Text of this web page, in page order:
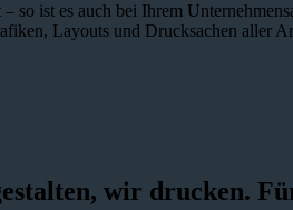
ist es auch bei Ihrem
Layouts und Drucksachen aller
wir drucken.